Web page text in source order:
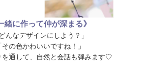
緒に作って仲が深まる》
どんなデザインにしよう？」
その色かわいいですね！」
を通して、自然と会話も弾みます♡